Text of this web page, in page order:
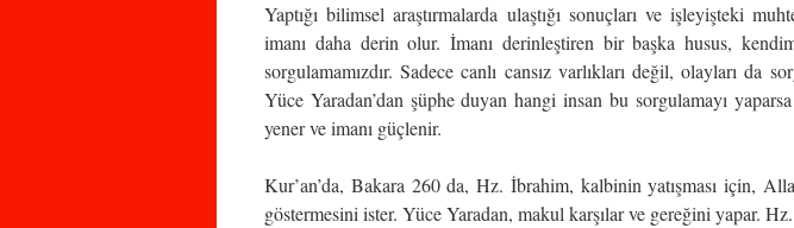
Yaptığı bilimsel araştırmalarda ulaştığı sonuçları ve işleyişteki
imanı daha derin olur. İmanı derinleştiren bir başka husus,
sorgulamamızdır. Sadece canlı cansız varlıkları değil, olayları da
Yüce Yaradan’dan şüphe duyan hangi insan bu sorgulamayı
yener ve imanı güçlenir.
Kur’an’da, Bakara 260 da, Hz. İbrahim, kalbinin yatışması için,
göstermesini ister. Yüce Yaradan, makul karşılar ve gereğini yapar.